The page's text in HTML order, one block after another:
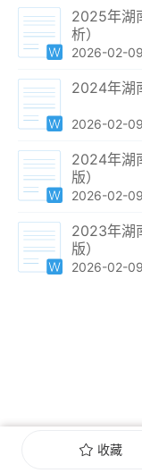
2025年湖
析）
2026-02-09
2024年湖
2026-02-09
2024年湖
版）
2026-02-09
2023年湖
版）
2026-02-09
收藏